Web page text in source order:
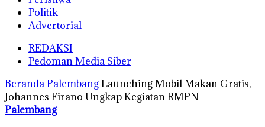
Politik
Advertorial
REDAKSI
Pedoman Media Siber
BerandaPalembangLaunching Mobil Makan Gratis,
Johannes Firano Ungkap Kegiatan RMPN
Palembang